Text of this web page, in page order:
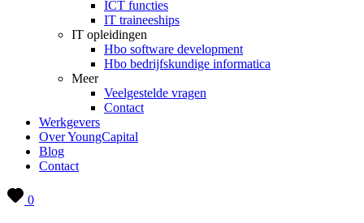
ICT functies
IT traineeships
IT opleidingen
Hbo software development
Hbo bedrijfskundige informatica
Meer
Veelgestelde vragen
Contact
Werkgevers
Over YoungCapital
Blog
Contact
0